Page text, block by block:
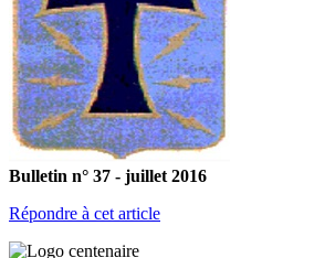
Bulletin n° 37 - juillet 2016
Répondre à cet article